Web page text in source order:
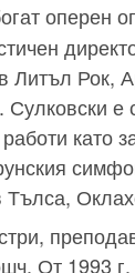
оперен
Литъл
като
Тълса,
От 1993